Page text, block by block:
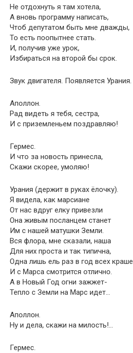
Не отдохнуть я там хотела,
А вновь программу написать,
Чтоб депутатом быть мне дважды,
То есть поопытнее стать.
И, получив уже урок,
Избираться на второй бы срок.
Звук двигателя. Появляется Урания.
Аполлон.
Рад видеть я тебя, сестра,
И с приземленьем поздравляю!
Гермес.
И что за новость принесла,
Скажи скорее, умоляю!
Урания (держит в руках ёлочку).
Я видела, как марсиане
От нас вдруг елку привезли
Она живым посланцем станет
Им с нашей матушки Земли.
Вся флора, мне сказали, наша
Для них проста и так типична,
Одна лишь ель раз в год всех краше
И с Марса смотрится отлично.
А в Новый Год огни зажжет-
Тепло с Земли на Марс идет…
Аполлон.
Ну и дела, скажи на милость!…
Гермес.